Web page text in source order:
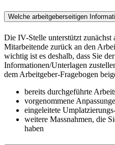
Welche arbeitgeberseitigen
Die IV-Stelle unterstützt zunächst
Mitarbeitende zurück an den
wichtig ist es deshalb, dass Sie
Informationen/Unterlagen
dem Arbeitgeber-Fragebogen
bereits durchgeführte
vorgenommene
eingeleitete
weitere Massnahmen, die
haben